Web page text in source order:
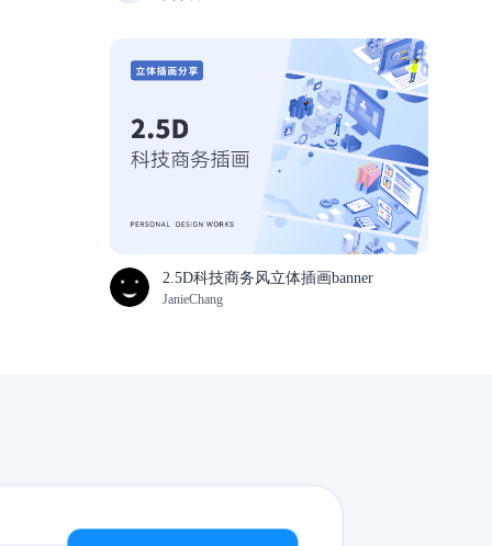
2.5D科技商务风立体插画banner
JanieChang